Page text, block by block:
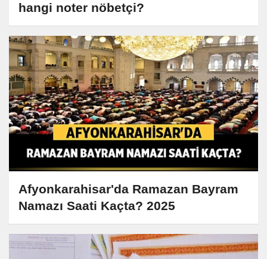
hangi noter nöbetçi?
Afyonkarahisar'da Ramazan Bayram
Namazı Saati Kaçta? 2025